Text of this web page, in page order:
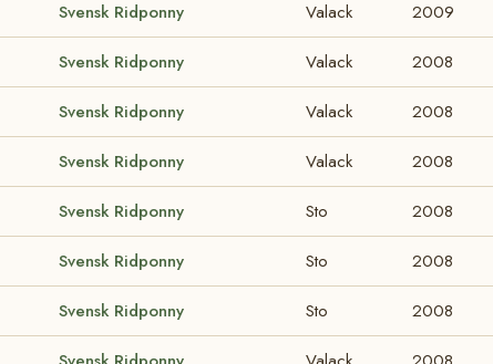
Svensk Ridponny Valack 2009
Svensk Ridponny Valack 2008
Svensk Ridponny Valack 2008
Svensk Ridponny Valack 2008
Svensk Ridponny Sto 2008
Svensk Ridponny Sto 2008
Svensk Ridponny Sto 2008